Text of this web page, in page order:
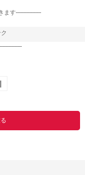
す-----------------